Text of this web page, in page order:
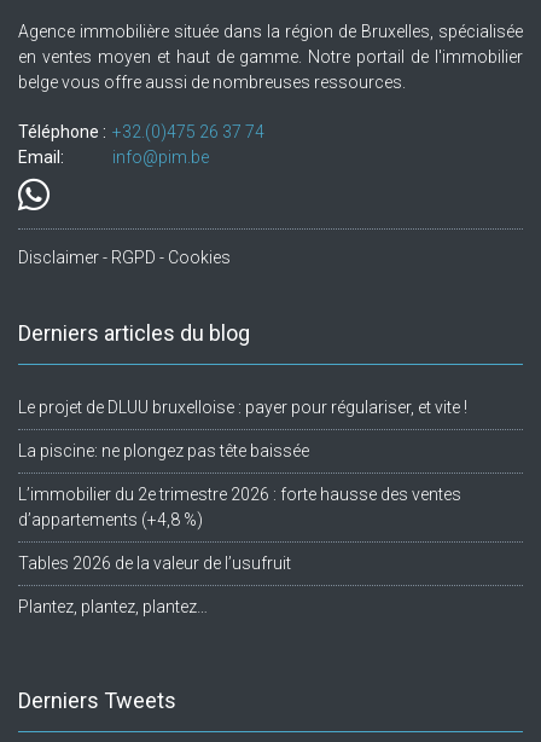
Agence immobilière située dans la région de Bruxelles, spécialisée
en ventes moyen et haut de gamme. Notre portail de l'immobilier
belge vous offre aussi de nombreuses ressources.
Téléphone : +32.(0)475 26 37 74
Email:
info@pim.be
Disclaimer - RGPD - Cookies
Derniers articles du blog
Le projet de DLUU bruxelloise : payer pour régulariser, et vite !
La piscine: ne plongez pas tête baissée
L’immobilier du 2e trimestre 2026 : forte hausse des ventes
d’appartements (+4,8 %)
Tables 2026 de la valeur de l’usufruit
Plantez, plantez, plantez…
Derniers Tweets